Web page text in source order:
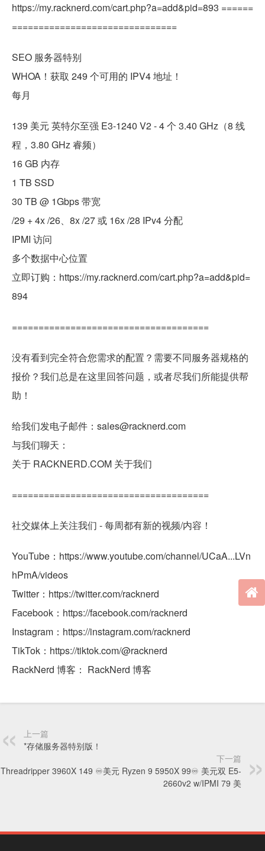
https://my.racknerd.com/cart.php?a=add&pid=893 ======
===============================
SEO 服务器特别
WHOA！获取 249 个可用的 IPV4 地址！
每月
139 美元 英特尔至强 E3-1240 V2 - 4 个 3.40 GHz（8 线
程，3.80 GHz 睿频）
16 GB 内存
1 TB SSD
30 TB @ 1Gbps 带宽
/29 + 4x /26、8x /27 或 16x /28 IPv4 分配
IPMI 访问
多个数据中心位置
立即订购：https://my.racknerd.com/cart.php?a=add&pid=
894
=====================================
没有看到完全符合您需求的配置？需要不同服务器规格的
报价？我们总是在这里回答问题，或者尽我们所能提供帮
助！
给我们发电子邮件：sales@racknerd.com
与我们聊天：
关于 RACKNERD.COM 关于我们
=====================================
社交媒体上关注我们 - 每周都有新的视频/内容！
YouTube：https://www.youtube.com/channel/UCaA...LVn
hPmA/videos
Twitter：https://twitter.com/racknerd
Facebook：https://facebook.com/racknerd
Instagram：https://instagram.com/racknerd
TikTok：https://tiktok.com/@racknerd
RackNerd 博客： RackNerd 博客
上一篇
*存储服务器特别版！
下一篇
Threadripper 3960X 149 ♾️美元 Ryzen 9 5950X 99♾️ 美元双 E5-
2660v2 w/IPMI 79 美